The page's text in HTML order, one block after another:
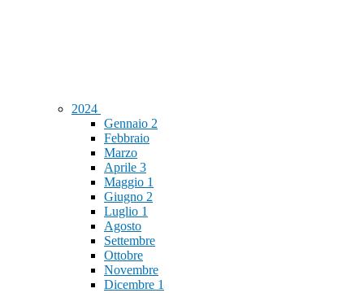
2024
Gennaio 2
Febbraio
Marzo
Aprile 3
Maggio 1
Giugno 2
Luglio 1
Agosto
Settembre
Ottobre
Novembre
Dicembre 1